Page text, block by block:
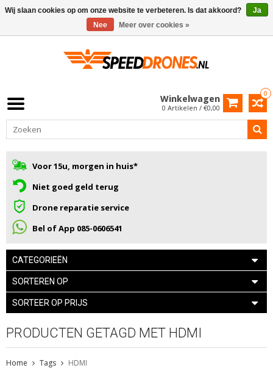
0
Winkelwagen
0 Artikelen / €0,00
Voor 15u, morgen in huis*
Niet goed geld terug
Drone reparatie service
Bel of App 085-0606541
CATEGORIEËN
SORTEREN OP
SORTEER OP PRIJS
PRODUCTEN GETAGD MET HDMI
Home Tags HDMI
Wij slaan cookies op om onze website te verbeteren. Is dat akkoord?
Ja
Nee
Meer over cookies »